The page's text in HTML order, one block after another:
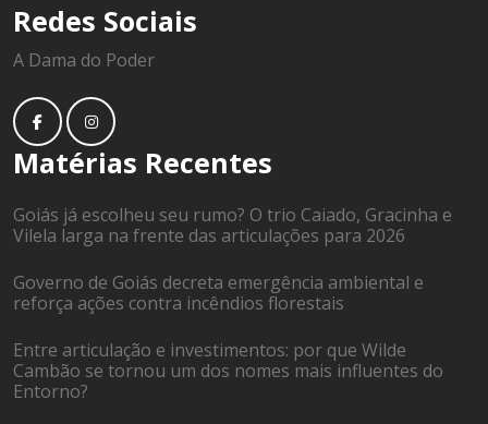
Redes Sociais
A Dama do Poder
Matérias Recentes
Goiás já escolheu seu rumo? O trio Caiado, Gracinha e
Vilela larga na frente das articulações para 2026
Governo de Goiás decreta emergência ambiental e
reforça ações contra incêndios florestais
Entre articulação e investimentos: por que Wilde
Cambão se tornou um dos nomes mais influentes do
Entorno?